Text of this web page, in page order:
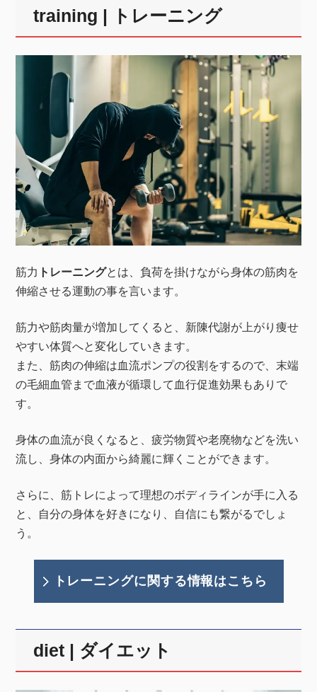
自重トレーニングに必要な器具を更新
2026/04/10 ダイエット
マンションで筋トレする方法を更新
トレーニング
春から始めて夏までに痩せる！を更新
training | トレーニング
筋力 トレーニングとは、負荷を掛けながら身体の筋肉を
伸縮させる運動の事を言います。
筋力や筋肉量が増加してくると、新陳代謝が上がり痩せ
やすい体質へと変化していきます。
また、筋肉の伸縮は血流ポンプの役割をするので、末端
の毛細血管まで血液が循環して血行促進効果もありで
す。
身体の血流が良くなると、疲労物質や老廃物などを洗い
流し、身体の内面から綺麗に輝くことができます。
さらに、筋トレによって理想のボディラインが手に入る
と、自分の身体を好きになり、自信にも繋がるでしょ
う。
トレーニングに関する情報はこちら
diet | ダイエット